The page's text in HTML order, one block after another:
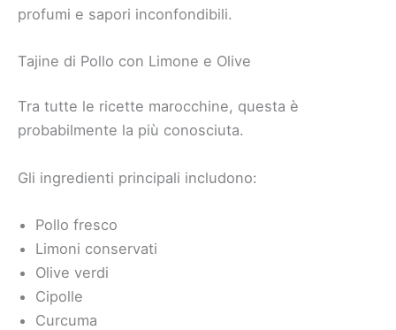
profumi e sapori inconfondibili.
Tajine di Pollo con Limone e Olive
Tra tutte le ricette marocchine, questa è
probabilmente la più conosciuta.
Gli ingredienti principali includono:
Pollo fresco
Limoni conservati
Olive verdi
Cipolle
Curcuma